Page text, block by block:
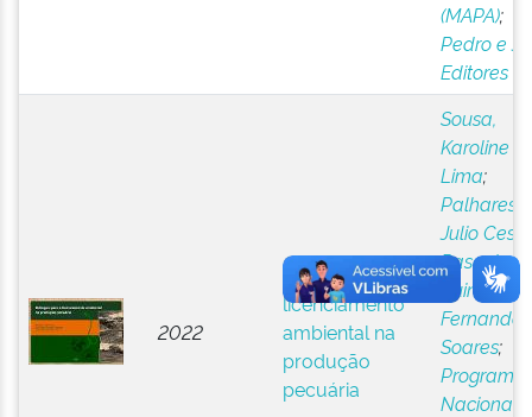
(MAPA);
Pedro e
Editores
2022
Diálogos para o
licenciamento
ambiental na
produção
pecuária
Sousa,
Karoline
Lima;
Palhares,
Julio Cesar
Pascale;
Zuin, Luís
Fernando
Soares;
Programa
Nacional